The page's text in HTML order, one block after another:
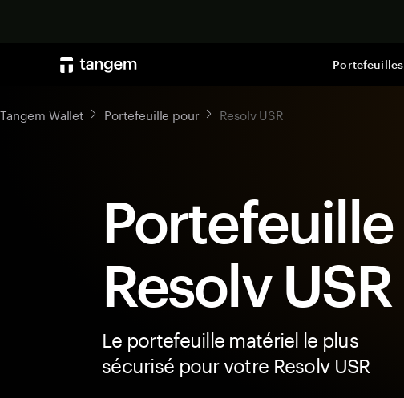
Portefeuilles
Tangem Wallet Portefeuille pour Resolv USR
Portefeuille
Resolv USR
Le portefeuille matériel le plus
sécurisé pour votre Resolv USR